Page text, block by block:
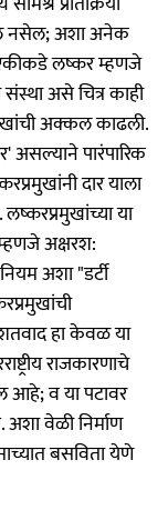
नसेल; अशा अनेक
एकीकडे लष्कर म्हणजे
असे चित्र काही
अक्कल काढली.
असल्याने पारंपारिक
दार याला
या
अक्षरश:
अशा "डर्टी
हा केवळ या
राजकारणाचे
आहे; व या पटावर
वेळी निर्माण
बसविता येणे